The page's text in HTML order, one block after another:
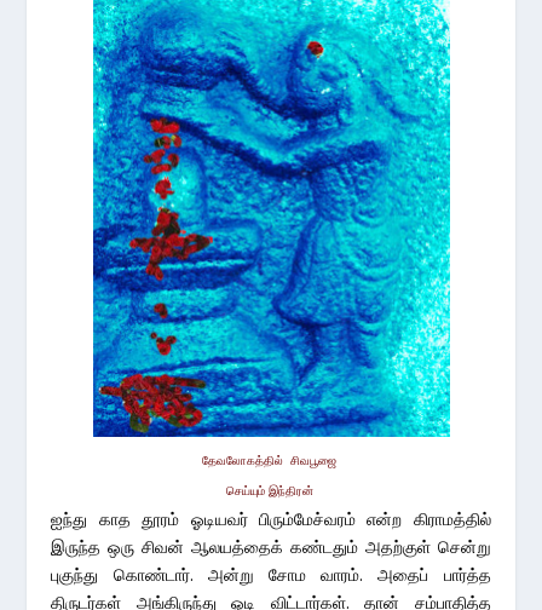
தேவலோகத்தில் சிவபூஜை
செய்யும் இந்திரன்
ஐந்து காத தூரம் ஓடியவர் பிரும்மேச்வரம் என்ற கிராமத்தில்
இருந்த ஒரு சிவன் ஆலயத்தைக் கண்டதும் அதற்குள் சென்று
புகுந்து கொண்டார். அன்று சோம வாரம். அதைப் பார்த்த
திருடர்கள் அங்கிருந்து ஓடி விட்டார்கள். தான் சம்பாதித்த